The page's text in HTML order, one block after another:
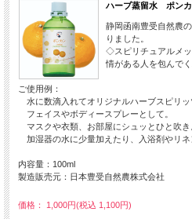
ハーブ蒸留水 ポン
静岡函南豊受自然農
りました。
◇スピリチュアルメ
情がある人を包んでく
ご使用例：
水に数滴入れてオリジナルハーブスピリッ
フェイスやボディースプレーとして。
マスクや衣類、お部屋にシュッとひと吹き
加湿器の水に少量加えたり、入浴剤やリネ
内容量：100ml
製造販売元：日本豊受自然農株式会社
価格： 1,000円(税込 1,100円)